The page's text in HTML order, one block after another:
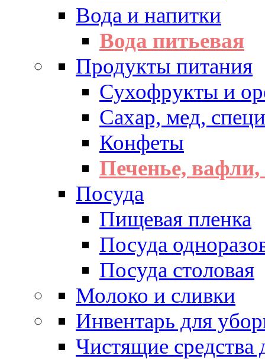
Вода и напитки
Вода питьевая
Продукты питания
Сухофрукты и
Сахар, мед,
Конфеты
Печенье,
Посуда
Пищевая пленка
Посуда
Посуда столовая
Молоко и сливки
Инвентарь для
Чистящие средства